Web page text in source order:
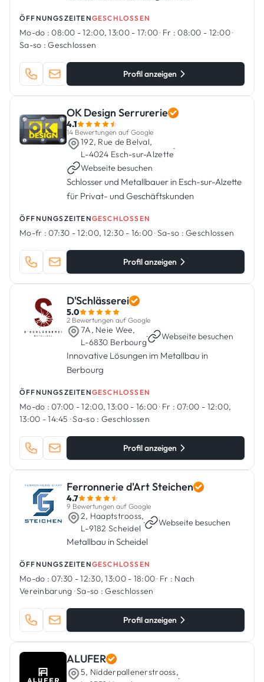
ÖFFNUNGSZEITENGESCHLOSSEN
Mo-do : 08:00 - 12:00, 13:00 - 17:00· Fr : 08:00 - 12:00·
Sa-so : Geschlossen
Profil anzeigen
OK Design Serrurerie
4.1
14 Bewertungen auf Google
192, Rue de Belval,
L-4024 Esch-sur-Alzette
·
Webseite besuchen
Schlosser und Metallbauer in Esch-sur-Alzette
für Privat- und Geschäftskunden
ÖFFNUNGSZEITENGESCHLOSSEN
Mo-fr : 07:30 - 12:00, 12:30 - 16:00·Sa-so : Geschlossen
Profil anzeigen
D'Schlässerei
5.0
2 Bewertungen auf Google
7A, Neie Wee,
L-6830 Berbourg
· Webseite besuchen
Innovative Lösungen im Metallbau in
Berbourg
ÖFFNUNGSZEITENGESCHLOSSEN
Mo-do : 07:00 - 12:00, 13:00 - 16:00· Fr : 07:00 - 12:00,
13:00 - 14:45 ·Sa-so : Geschlossen
Profil anzeigen
Ferronnerie d'Art Steichen
4.7
9 Bewertungen auf Google
2, Haaptstrooss,
L-9182 Scheidel
· Webseite besuchen
Metallbau in Scheidel
ÖFFNUNGSZEITENGESCHLOSSEN
Mo-do : 07:30 - 12:30, 13:00 - 18:00· Fr : Nach
Vereinbarung ·Sa-so : Geschlossen
Profil anzeigen
ALUFER
5, Nidderpallenerstrooss,
·